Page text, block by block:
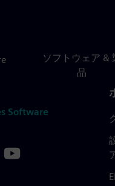
ソフトウェア &
品
Software